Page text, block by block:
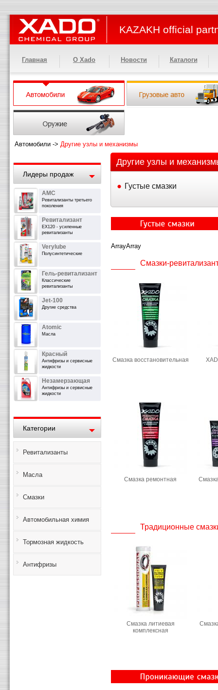
KAZAKH official
Главная О Xado Новости Каталоги
Автомобили -> Другие узлы и механизмы
Лидеры продаж
АМС
Ревитализанты третьего
поколения
Ревитализант
EX120 - усиленные
ревитализанты
Verylube
Полусинтетические
Гель-ревитализант
Классические
ревитализанты
Jet-100
Другие средства
Atomic
Масла
Красный
Антифризы и сервисные
жидкости
Незамерзающая
Антифризы и сервисные
жидкости
Категории
Ревитализанты
Масла
Смазки
Автомобильная химия
Тормозная жидкость
Антифризы
Другие узлы и
Густые смазки
ArrayArray
Смазки-
Смазка восстановительная
Смазка ремонтная
Традиционные
Смазка литиевая
комплексная